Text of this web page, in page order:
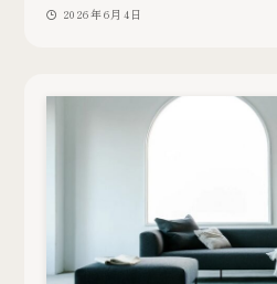
2026年6月4日